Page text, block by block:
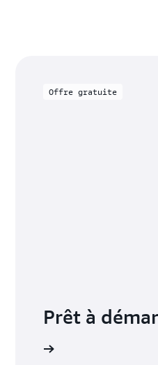
Offre gratuite
Prêt à